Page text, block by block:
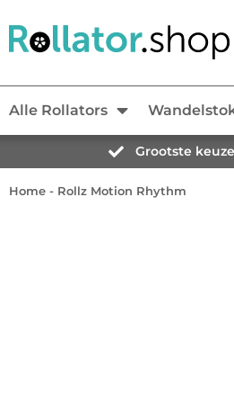
Alle Rollators
Grootste
Home - Rollz Motion Rhythm